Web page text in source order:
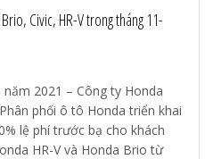
Civic, HR-V trong tháng 11-
2021 – Công ty Honda
phối ô tô Honda triển khai
lệ phí trước bạ cho khách
HR-V và Honda Brio từ